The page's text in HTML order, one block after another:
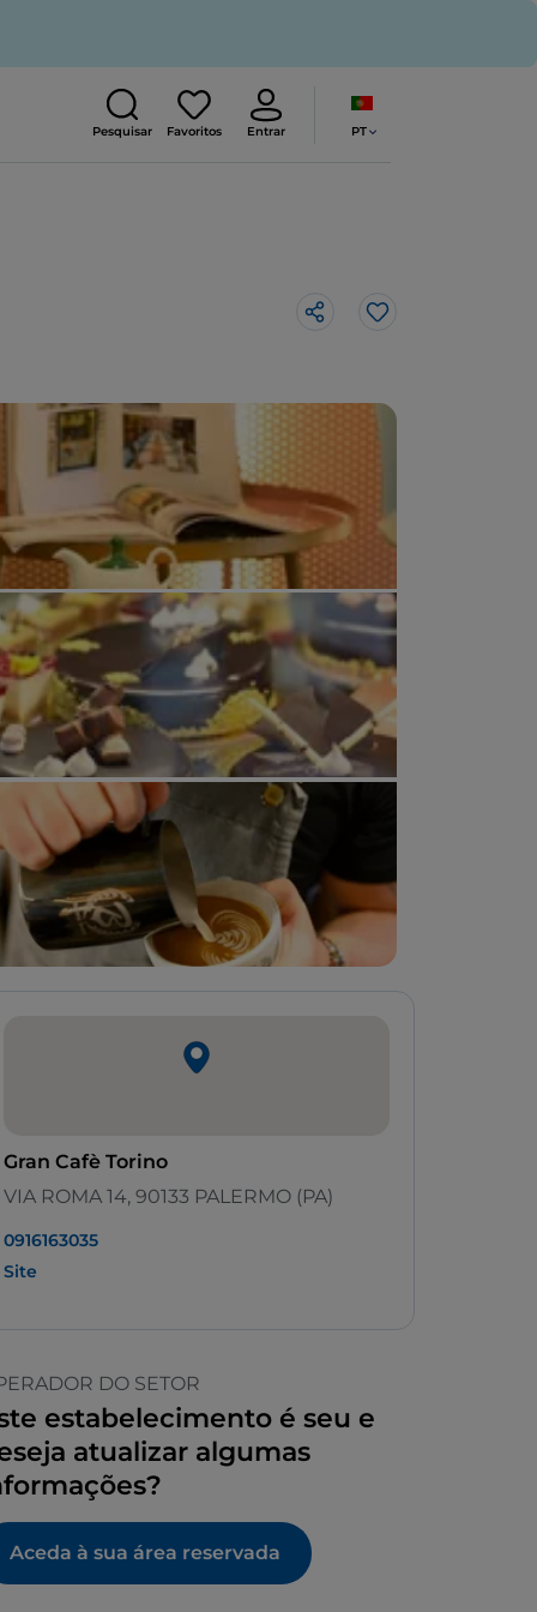
Pesquisar Favoritos Entrar PT
Gosto
Gran Cafè Torino
VIA ROMA 14, 90133 PALERMO (PA)
0916163035
Site
DO SETOR
estabelecimento é seu e
atualizar algumas
Aceda à sua área reservada